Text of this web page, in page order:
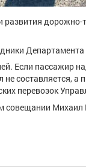
развития
Департамента
Если пассажир
составляется, а
перевозок
совещании